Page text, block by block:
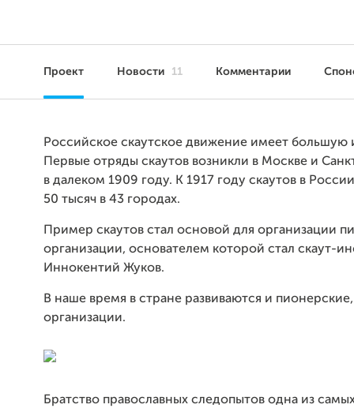
Проект Новости 11 Комментарии
Российское скаутское движение имеет большую
Первые отряды скаутов возникли в Москве и
в далеком 1909 году. К 1917 году скаутов в
50 тысяч в 43 городах.
Пример скаутов стал основой для организации
организации, основателем которой стал скаут-
Иннокентий Жуков.
В наше время в стране развиваются и
организации.
Братство православных следопытов одна из